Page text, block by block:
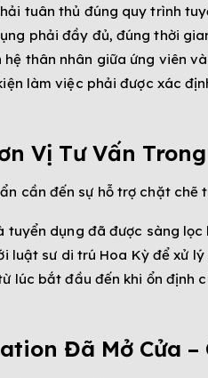
tuân thủ đúng quy trình
phải đầy đủ, đúng thời
hệ thân nhân giữa ứng viên
làm việc phải được xác
Vị Tư Vấn
cần đến sự hỗ trợ chặt
tuyển dụng đã được sàng
luật sư di trú Hoa Kỳ để xử
lúc bắt đầu đến khi ổn định
Đã Mở Cửa –